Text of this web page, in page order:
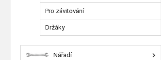
Pro závitování
Držáky
Nářadí